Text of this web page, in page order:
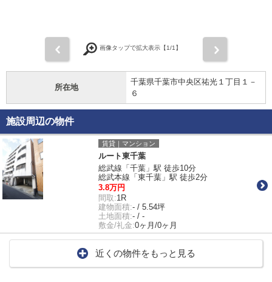
画像タップで拡大表示【1/1】
所在地
千葉県千葉市中央区祐光１丁目１－
６
施設周辺の物件
賃貸｜マンション
ルート東千葉
総武線「千葉」駅 徒歩10分
総武本線「東千葉」駅 徒歩2分
3.8万円
間取:1R
建物面積:- / 5.54坪
土地面積:- / -
敷金/礼金:0ヶ月/0ヶ月
近くの物件をもっと見る